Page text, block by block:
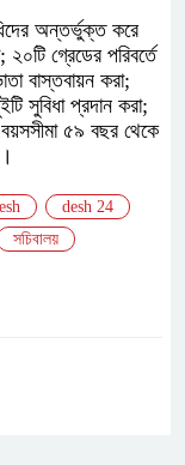
অন্তর্ভুক্ত করে
গ্রেডের পরিবর্তে
বাস্তবায়ন করা;
সুবিধা প্রদান করা;
৫৯ বছর থেকে
desh 24
সচিবালয়